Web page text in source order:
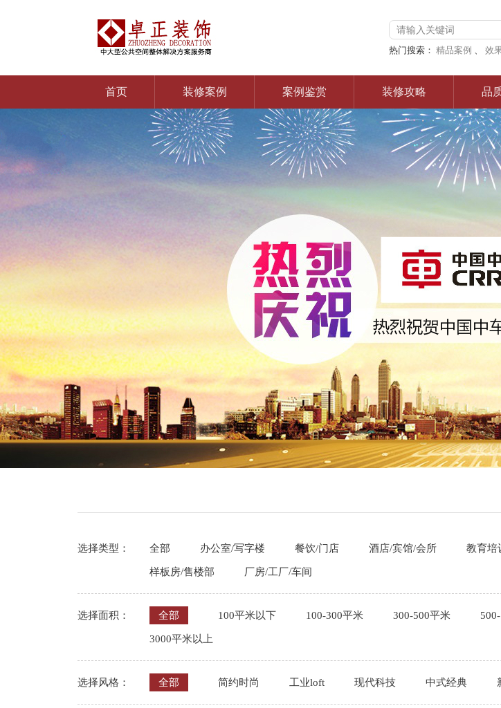
热门搜索： 精品案例 、 效
首页 装修案例 案例鉴赏 装修攻略 品
选择类型： 全部 办公室/写字楼 餐饮/门店 酒店/宾馆/会所 教育培
样板房/售楼部 厂房/工厂/车间
选择面积： 全部 100平米以下 100-300平米 300-500平米
3000平米以上
选择风格： 全部 简约时尚 工业loft 现代科技 中式经典